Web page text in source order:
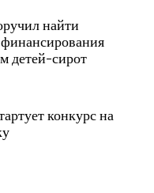
найти
детей-сирот
конкурс на